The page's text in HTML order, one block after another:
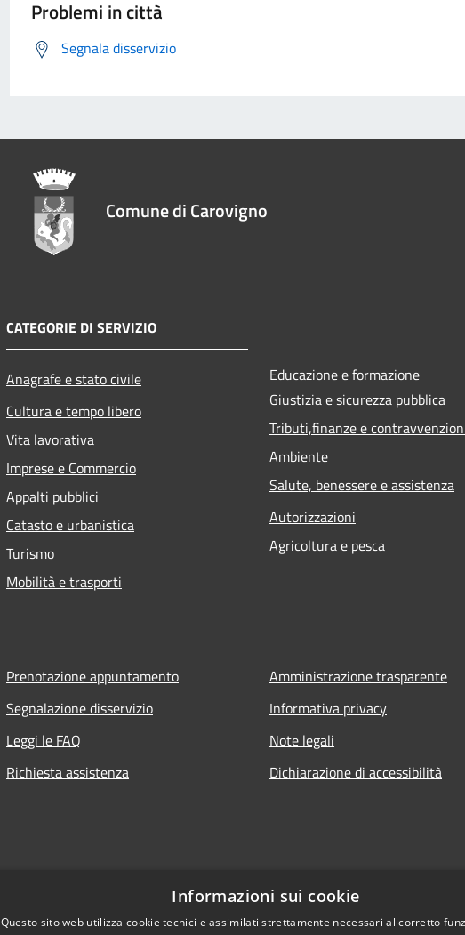
Problemi in città
Segnala disservizio
Comune di Carovigno
CATEGORIE DI SERVIZIO
Anagrafe e stato civile
Cultura e tempo libero
Vita lavorativa
Imprese e Commercio
Appalti pubblici
Catasto e urbanistica
Turismo
Mobilità e trasporti
Educazione e formazione
Giustizia e sicurezza pubblica
Tributi,finanze e
Ambiente
Salute, benessere e assistenza
Autorizzazioni
Agricoltura e pesca
Prenotazione appuntamento
Segnalazione disservizio
Leggi le FAQ
Richiesta assistenza
Amministrazione trasparente
Informativa privacy
Note legali
Dichiarazione di accessibilità
Informazioni sui cookie
Questo sito web utilizza cookie tecnici e assimilati strettamente necessari al corretto